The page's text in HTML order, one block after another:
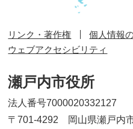
リンク・著作権
個人情報
ウェブアクセシビリティ
瀬戸内市役所
法人番号7000020332127
〒701-4292 岡山県瀬戸内